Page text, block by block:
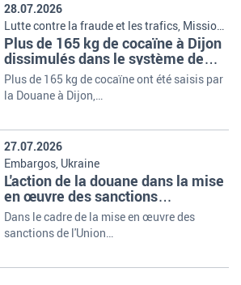
Plus de 165 kg de cocaïne ont été saisis par
la Douane à Dijon,…
Plus de 165 kg de cocaïne à Dijon
dissimulés dans le système de
climatisation d'un poids lourd
28.07.2026
Lutte contre la fraude et les trafics, Missions
et organisation de la douane
Dans le cadre de la mise en œuvre des
sanctions de l'Union…
L'action de la douane dans la mise
en œuvre des sanctions
européennes à l'encontre de la
Fédération de Russie
27.07.2026
Embargos, Ukraine